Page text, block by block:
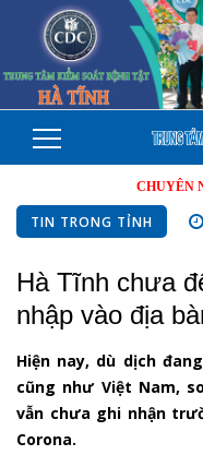
CHUYÊN
TIN TRONG TỈNH
Hà Tĩnh chưa
nhập vào địa
Hiện nay, dù dịch
cũng như Việt Nam,
vẫn chưa ghi nhận
Corona.